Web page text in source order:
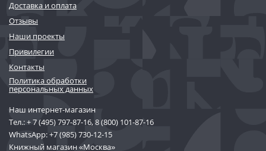
Доставка и оплата
Отзывы
Наши проекты
Привилегии
Контакты
Политика обработки
персональных данных
Наш интернет-магазин
Тел.:+ 7 (495) 797-87-16,8 (800) 101-87-16
WhatsApp:+7 (985) 730-12-15
Книжный магазин «Москва»